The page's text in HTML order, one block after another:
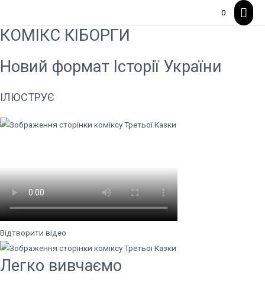
0
КОМІКС КІБОРГИ
Новий формат Історії України
ІЛЮСТРУЄ
Відтворити відео
Легко вивчаємо